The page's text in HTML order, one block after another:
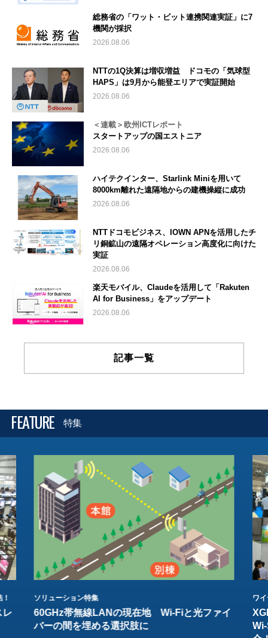
総務省の「ワット・ビット連携関連実証」に7
機関が採択
2026.08.06
NTTの1Q決算は増収増益 ドコモの「気球型
HAPS」は9月から能登エリアで実証開始
2026.08.06
＜連載＞欧州ICTレポート
スタートアップの国エストニア
2026.08.06
ハイテクインター、Starlink Miniを用いて
8000km離れた遠隔地からの建機操縦に成功
2026.08.06
NTTドコモビジネス、IOWN APNを活用したチ
リ銅鉱山の遠隔オペレーション高度化に向けた
実証
2026.08.06
楽天モバイル、Claudeを活用して「Rakuten
AI for Business」をアップデート
2026.08.06
記事一覧
FEATURE 特集
レ
ソリューション特集
60GHz帯無線LANの現在地 Wi-Fiと光ファイ
バーの間を埋める選択肢に
ワ